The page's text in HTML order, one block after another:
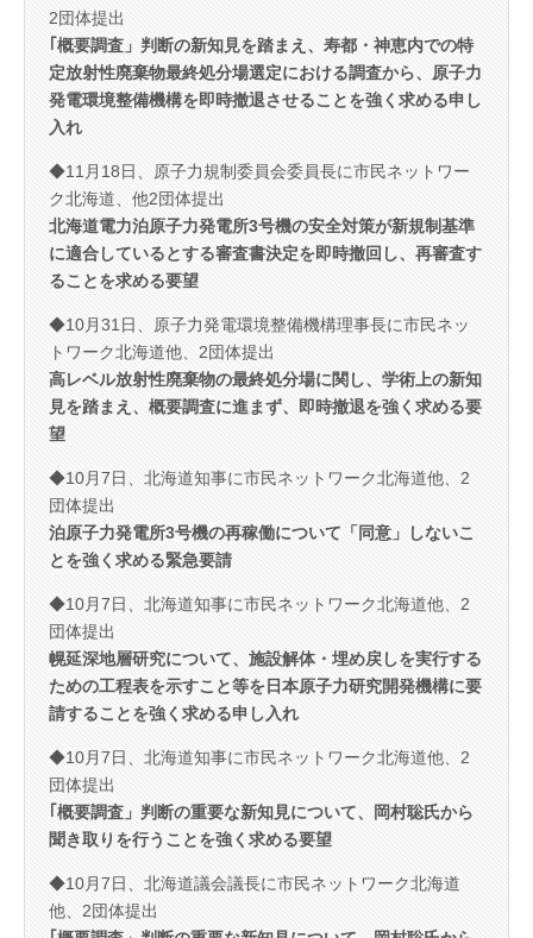
2団体提出
｢概要調査」判断の新知見を踏まえ、寿都・神恵内での特
定放射性廃棄物最終処分場選定における調査から、原子力
発電環境整備機構を即時撤退させることを強く求める申し
入れ
◆11月18日、原子力規制委員会委員長に市民ネットワー
ク北海道、他2団体提出
北海道電力泊原子力発電所3号機の安全対策が新規制基準
に適合しているとする審査書決定を即時撤回し、再審査す
ることを求める要望
◆10月31日、原子力発電環境整備機構理事長に市民ネッ
トワーク北海道他、2団体提出
高レベル放射性廃棄物の最終処分場に関し、学術上の新知
見を踏まえ、概要調査に進まず、即時撤退を強く求める要
望
◆10月7日、北海道知事に市民ネットワーク北海道他、2
団体提出
泊原子力発電所3号機の再稼働について「同意」しないこ
とを強く求める緊急要請
◆10月7日、北海道知事に市民ネットワーク北海道他、2
団体提出
幌延深地層研究について、施設解体・埋め戻しを実行する
ための工程表を示すこと等を日本原子力研究開発機構に要
請することを強く求める申し入れ
◆10月7日、北海道知事に市民ネットワーク北海道他、2
団体提出
｢概要調査」判断の重要な新知見について、岡村聡氏から
聞き取りを行うことを強く求める要望
◆10月7日、北海道議会議長に市民ネットワーク北海道
他、2団体提出